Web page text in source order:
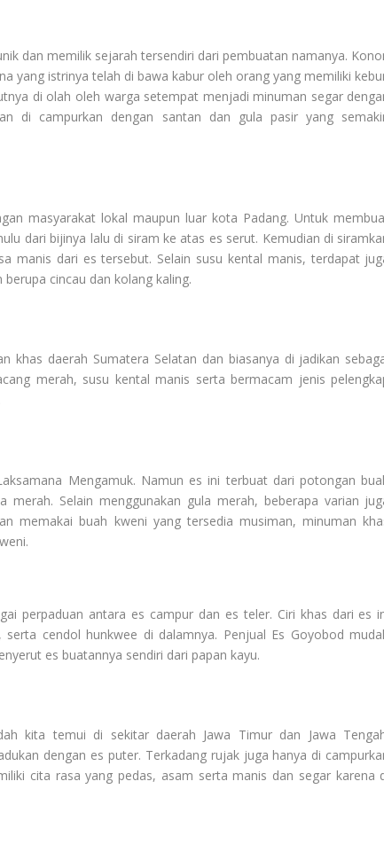
dan memilik sejarah tersendiri dari pembuatan namanya.
yang istrinya telah di bawa kabur oleh orang yang memiliki
di olah oleh warga setempat menjadi minuman segar
di campurkan dengan santan dan gula pasir yang
masyarakat lokal maupun luar kota Padang. Untuk
dari bijinya lalu di siram ke atas es serut. Kemudian di
manis dari es tersebut. Selain susu kental manis, terdapat
cincau dan kolang kaling.
khas daerah Sumatera Selatan dan biasanya di jadikan
merah, susu kental manis serta bermacam jenis
Mengamuk. Namun es ini terbuat dari potongan
merah. Selain menggunakan gula merah, beberapa varian
memakai buah kweni yang tersedia musiman, minuman
perpaduan antara es campur dan es teler. Ciri khas dari es
cendol hunkwee di dalamnya. Penjual Es Goyobod
es buatannya sendiri dari papan kayu.
kita temui di sekitar daerah Jawa Timur dan Jawa
dengan es puter. Terkadang rujak juga hanya di
cita rasa yang pedas, asam serta manis dan segar karena